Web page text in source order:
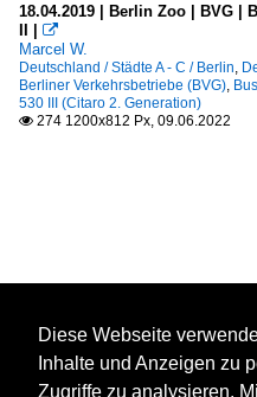
18.04.2019 | Berlin Zoo | BVG |
II | 
Marcel W.
Deutschland / Städte A - C / Berlin
Berliner Verkehrsbetriebe (BVG)
530 III (Citaro 2. Generation)
 274 1200x812 Px, 09.06.2022
Diese Webseite
Inhalte und Anzeigen zu
Zugriffe zu analysieren.